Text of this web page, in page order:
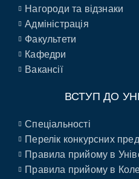
Нагороди та відзнаки
Адміністрація
Факультети
Кафедри
Вакансії
ВСТУП ДО
Спеціальності
Перелік конкурсних
Правила прийому в
Правила прийому в